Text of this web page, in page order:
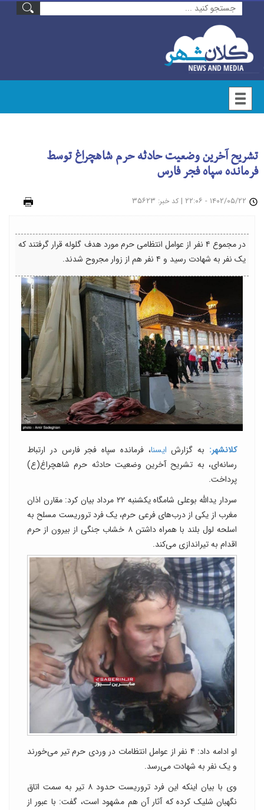
تشریح آخرین وضعیت حادثه حرم شاهچراغ توسط
فرمانده سپاه فجر فارس
| کد خبر: ۳۵۶۲۳
در مجموع ۴ نفر از عوامل انتظامی حرم مورد هدف گلوله قرار گرفتند که
یک نفر به شهادت رسید و ۴ نفر هم از زوار مجروح شدند.
کلانشهر: به گزارش ایسنا، فرمانده سپاه فجر فارس در ارتباط
رسانه‌ای، به تشریح آخرین وضعیت حادثه حرم شاهچراغ(ع)
پرداخت.
سردار یدالله بوعلی شامگاه یکشنبه ۲۲ مرداد بیان کرد: مقارن اذان
مغرب از یکی از درب‌های فرعی حرم، یک فرد تروریست مسلح به
اسلحه لول بلند با همراه داشتن ۸ خشاب جنگی از بیرون از حرم
اقدام به تیراندازی می‌کند.
او ادامه داد: ۴ نفر از عوامل انتظامات در وردی حرم تیر می‌خورند
و یک نفر به شهادت می‌رسد.
وی با بیان اینکه این فرد تروریست حدود ۸ تیر به سمت اتاق
نگهبان شلیک کرده که آثار آن هم مشهود است، گفت: با عبور از